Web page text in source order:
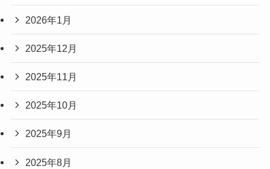
2026年1月
2025年12月
2025年11月
2025年10月
2025年9月
2025年8月